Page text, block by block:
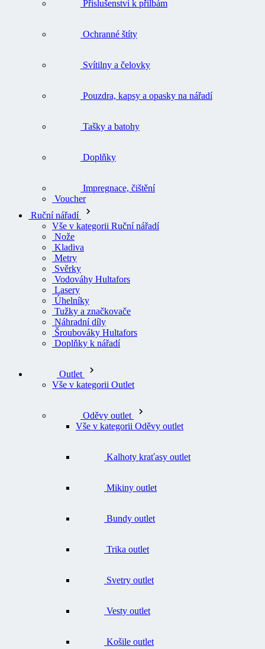
Příslušenství k přilbám
Ochranné štíty
Svítilny a čelovky
Pouzdra, kapsy a opasky na nářadí
Tašky a batohy
Doplňky
Impregnace, čištění
Voucher
Ruční nářadí
Vše v kategorii Ruční nářadí
Nože
Kladiva
Metry
Svěrky
Vodováhy Hultafors
Lasery
Úhelníky
Tužky a značkovače
Náhradní díly
Šroubováky Hultafors
Doplňky k nářadí
Vše v kategorii Outlet
Vše v kategorii Oděvy outlet